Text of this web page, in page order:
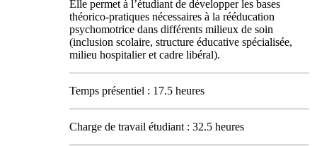
Elle permet à l’étudiant de développer les bases
théorico-pratiques nécessaires à la rééducation
psychomotrice dans différents milieux de soin
(inclusion scolaire, structure éducative spécialisée,
milieu hospitalier et cadre libéral).
Temps présentiel : 17.5 heures
Charge de travail étudiant : 32.5 heures